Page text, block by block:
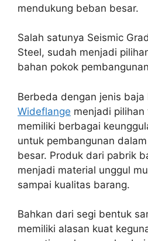
mendukung beban besar.
Salah satunya Seismic
Steel, sudah menjadi
bahan pokok
Berbeda dengan jenis baja
Wideflange menjadi
memiliki berbagai
untuk pembangunan
besar. Produk dari pabrik
menjadi material unggul
sampai kualitas barang.
Bahkan dari segi bentuk
memiliki alasan kuat